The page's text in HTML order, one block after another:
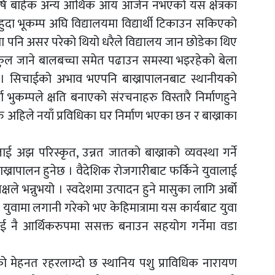
बाहेक अन्य आर्थिक आय आर्जन नभएको यस क्षेत्रका
भूकम्प अघि विद्यालयमा विद्यार्थी टिकाउन सकिएको
पनि असर परेको थियो धरैले विद्यालय जान छोडेका थिए
जाने बालबच्चा समेत पढाउन समस्या भइरहेको बेला
अभाव भएपनि बाख्रापालनबाट स्थानीयको
क्षति बनाएको संरचनाहरु विस्तारै निर्माणहुने
नयाँ प्रविधिका घर निर्माण भएका छन र बाख्राका
अझ परिस्कृत, उन्नत जातको बाख्राको व्यवस्था गर्ने
हुनेछ । वैदेशिक रोजगारीबाट फर्किने युवालाई
भन्नुभयो । स्वदेशमा उत्पादन हुने मासुका लागि अर्बो
लगानी गरेको भए केहिमात्रामा यस कार्यबाट युवा
आर्थिकरुपमा ससक्त बनाउन सहयोग गर्नेमा वडा
रहरलाग्दो छ स्थानिय पशु प्राविधिक नारायण